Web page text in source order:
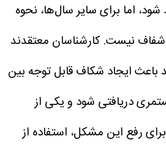
اما برای سایر سال‌ها، نحوه
شفاف نیست. کارشناسان معتقدند
ایجاد شکاف قابل توجه بین
دریافتی شود و یکی از
رفع این مشکل، استفاده از